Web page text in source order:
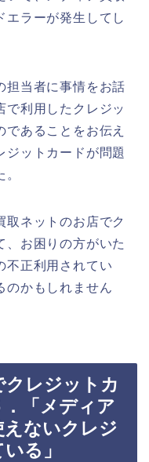
エラーが発生してし
担当者に事情をお話
で利用したクレジッ
であることをお伝え
ジットカードが問題
取ネットのお店でク
、お困りの方がいた
不正利用されてい
のかもしれません
クレジットカ
「メディア
ないクレジ
る」